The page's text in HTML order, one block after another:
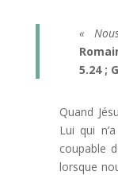
«
5.24 ;
Quand
Lui qui
coupable
lorsque